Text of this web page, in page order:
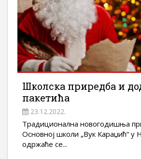
Школска приредба и
пакетића
23.12.2022.
Традиционална новогодишња
Основној школи „Вук Караџић“
одржаће се...